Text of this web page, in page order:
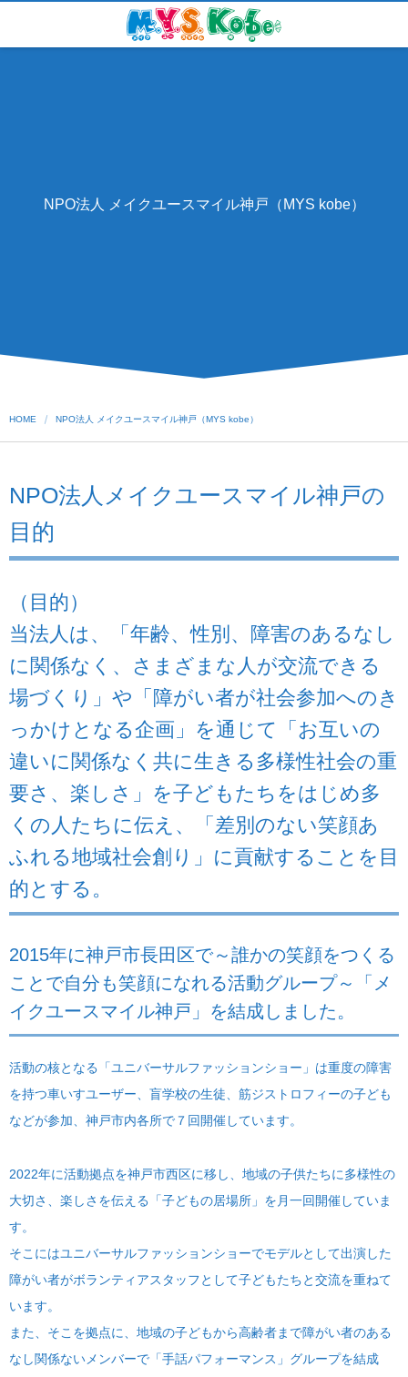
NPO法人 メイクユースマイル神戸（MYS kobe）
HOME NPO法人 メイクユースマイル神戸（MYS kobe）
NPO法人メイクユースマイル神戸の
目的
（目的）
当法人は、「年齢、性別、障害のあるなし
に関係なく、さまざまな人が交流できる
場づくり」や「障がい者が社会参加へのき
っかけとなる企画」を通じて「お互いの
違いに関係なく共に生きる多様性社会の重
要さ、楽しさ」を子どもたちをはじめ多
くの人たちに伝え、「差別のない笑顔あ
ふれる地域社会創り」に貢献することを目
的とする。
2015年に神戸市長田区で～誰かの笑顔をつくる
ことで自分も笑顔になれる活動グループ～「メ
イクユースマイル神戸」を結成しました。
活動の核となる「ユニバーサルファッションショー」は重度の障害
を持つ車いすユーザー、盲学校の生徒、筋ジストロフィーの子ども
などが参加、神戸市内各所で７回開催しています。
2022年に活動拠点を神戸市西区に移し、地域の子供たちに多様性の
大切さ、楽しさを伝える「子どもの居場所」を月一回開催していま
す。
そこにはユニバーサルファッションショーでモデルとして出演した
障がい者がボランティアスタッフとして子どもたちと交流を重ねて
います。
また、そこを拠点に、地域の子どもから高齢者まで障がい者のある
なし関係ないメンバーで「手話パフォーマンス」グループを結成